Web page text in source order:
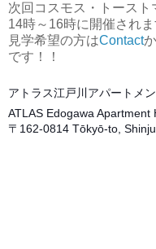
次回コスモス・トースト
14時～16時に開催され
見学希望の方はContact
です！！
アトラス江戸川アパートメン
ATLAS Edogawa Apartment
〒162-0814 Tōkyō-to,